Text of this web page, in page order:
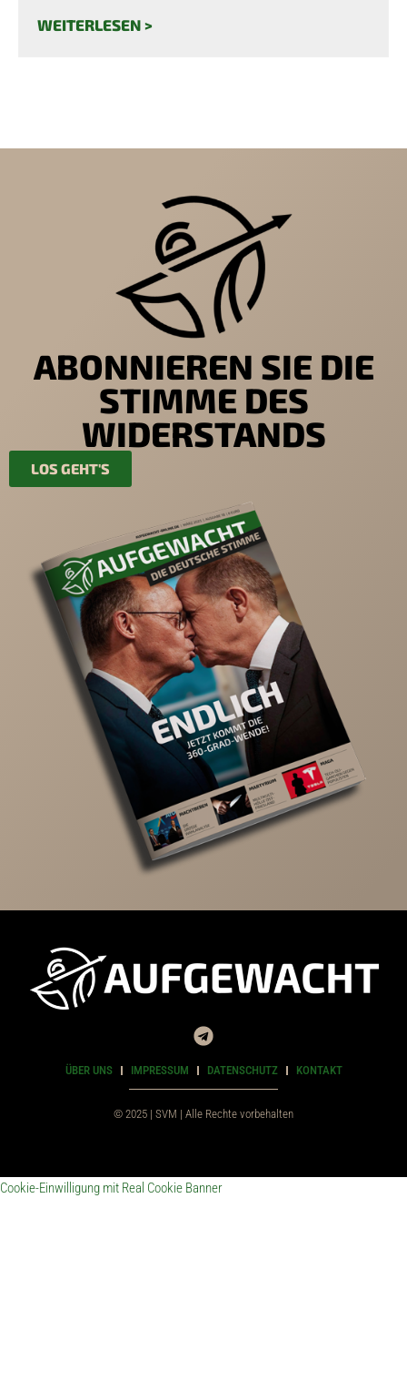
WEITERLESEN >
ABONNIEREN SIE DIE
STIMME DES
WIDERSTANDS
LOS GEHT'S
ÜBER UNS IMPRESSUM DATENSCHUTZ KONTAKT
© 2025 | SVM | Alle Rechte vorbehalten
Cookie-Einwilligung mit Real Cookie Banner